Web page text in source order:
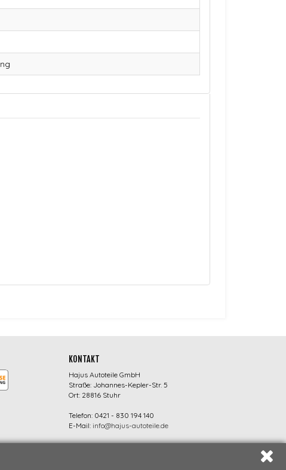
KONTAKT
Hajus Autoteile GmbH
Straße: Johannes-Kepler-Str. 5
Ort: 28816 Stuhr
Telefon: 0421 - 830 194 140
E-Mail: info@hajus-autoteile.de